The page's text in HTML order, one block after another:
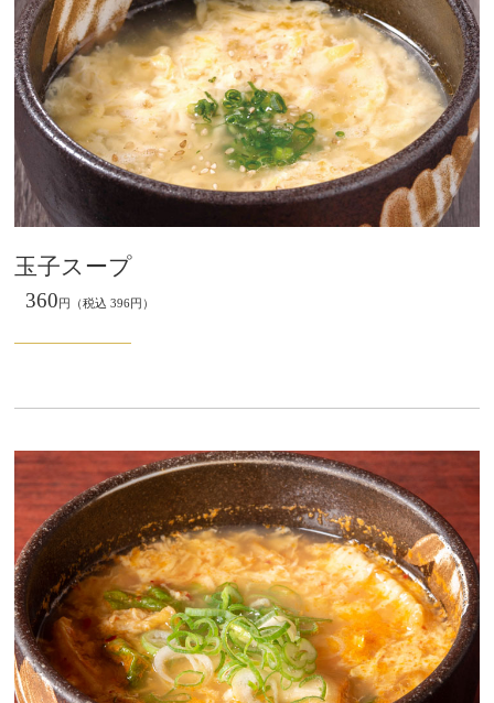
玉子スープ
360円（税込 396円）